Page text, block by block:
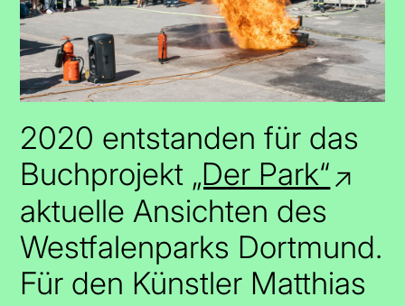
2020 entstanden für das
Buchprojekt „Der Park“
aktuelle Ansichten des
Westfalenparks Dortmund.
Für den Künstler Matthias